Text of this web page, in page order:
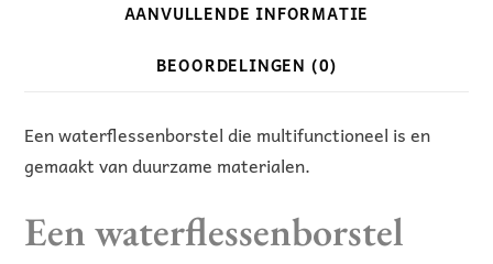
AANVULLENDE INFORMATIE
BEOORDELINGEN (0)
Een waterflessenborstel die multifunctioneel is en
gemaakt van duurzame materialen.
Een waterflessenborstel